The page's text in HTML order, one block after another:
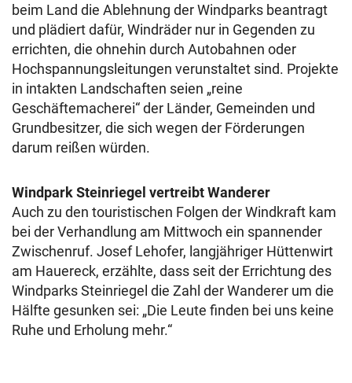
beim Land die Ablehnung der Windparks beantragt
und plädiert dafür, Windräder nur in Gegenden zu
errichten, die ohnehin durch Autobahnen oder
Hochspannungsleitungen verunstaltet sind. Projekte
in intakten Landschaften seien „reine
Geschäftemacherei“ der Länder, Gemeinden und
Grundbesitzer, die sich wegen der Förderungen
darum reißen würden.
Windpark Steinriegel vertreibt Wanderer
Auch zu den touristischen Folgen der Windkraft kam
bei der Verhandlung am Mittwoch ein spannender
Zwischenruf. Josef Lehofer, langjähriger Hüttenwirt
am Hauereck, erzählte, dass seit der Errichtung des
Windparks Steinriegel die Zahl der Wanderer um die
Hälfte gesunken sei: „Die Leute finden bei uns keine
Ruhe und Erholung mehr.“